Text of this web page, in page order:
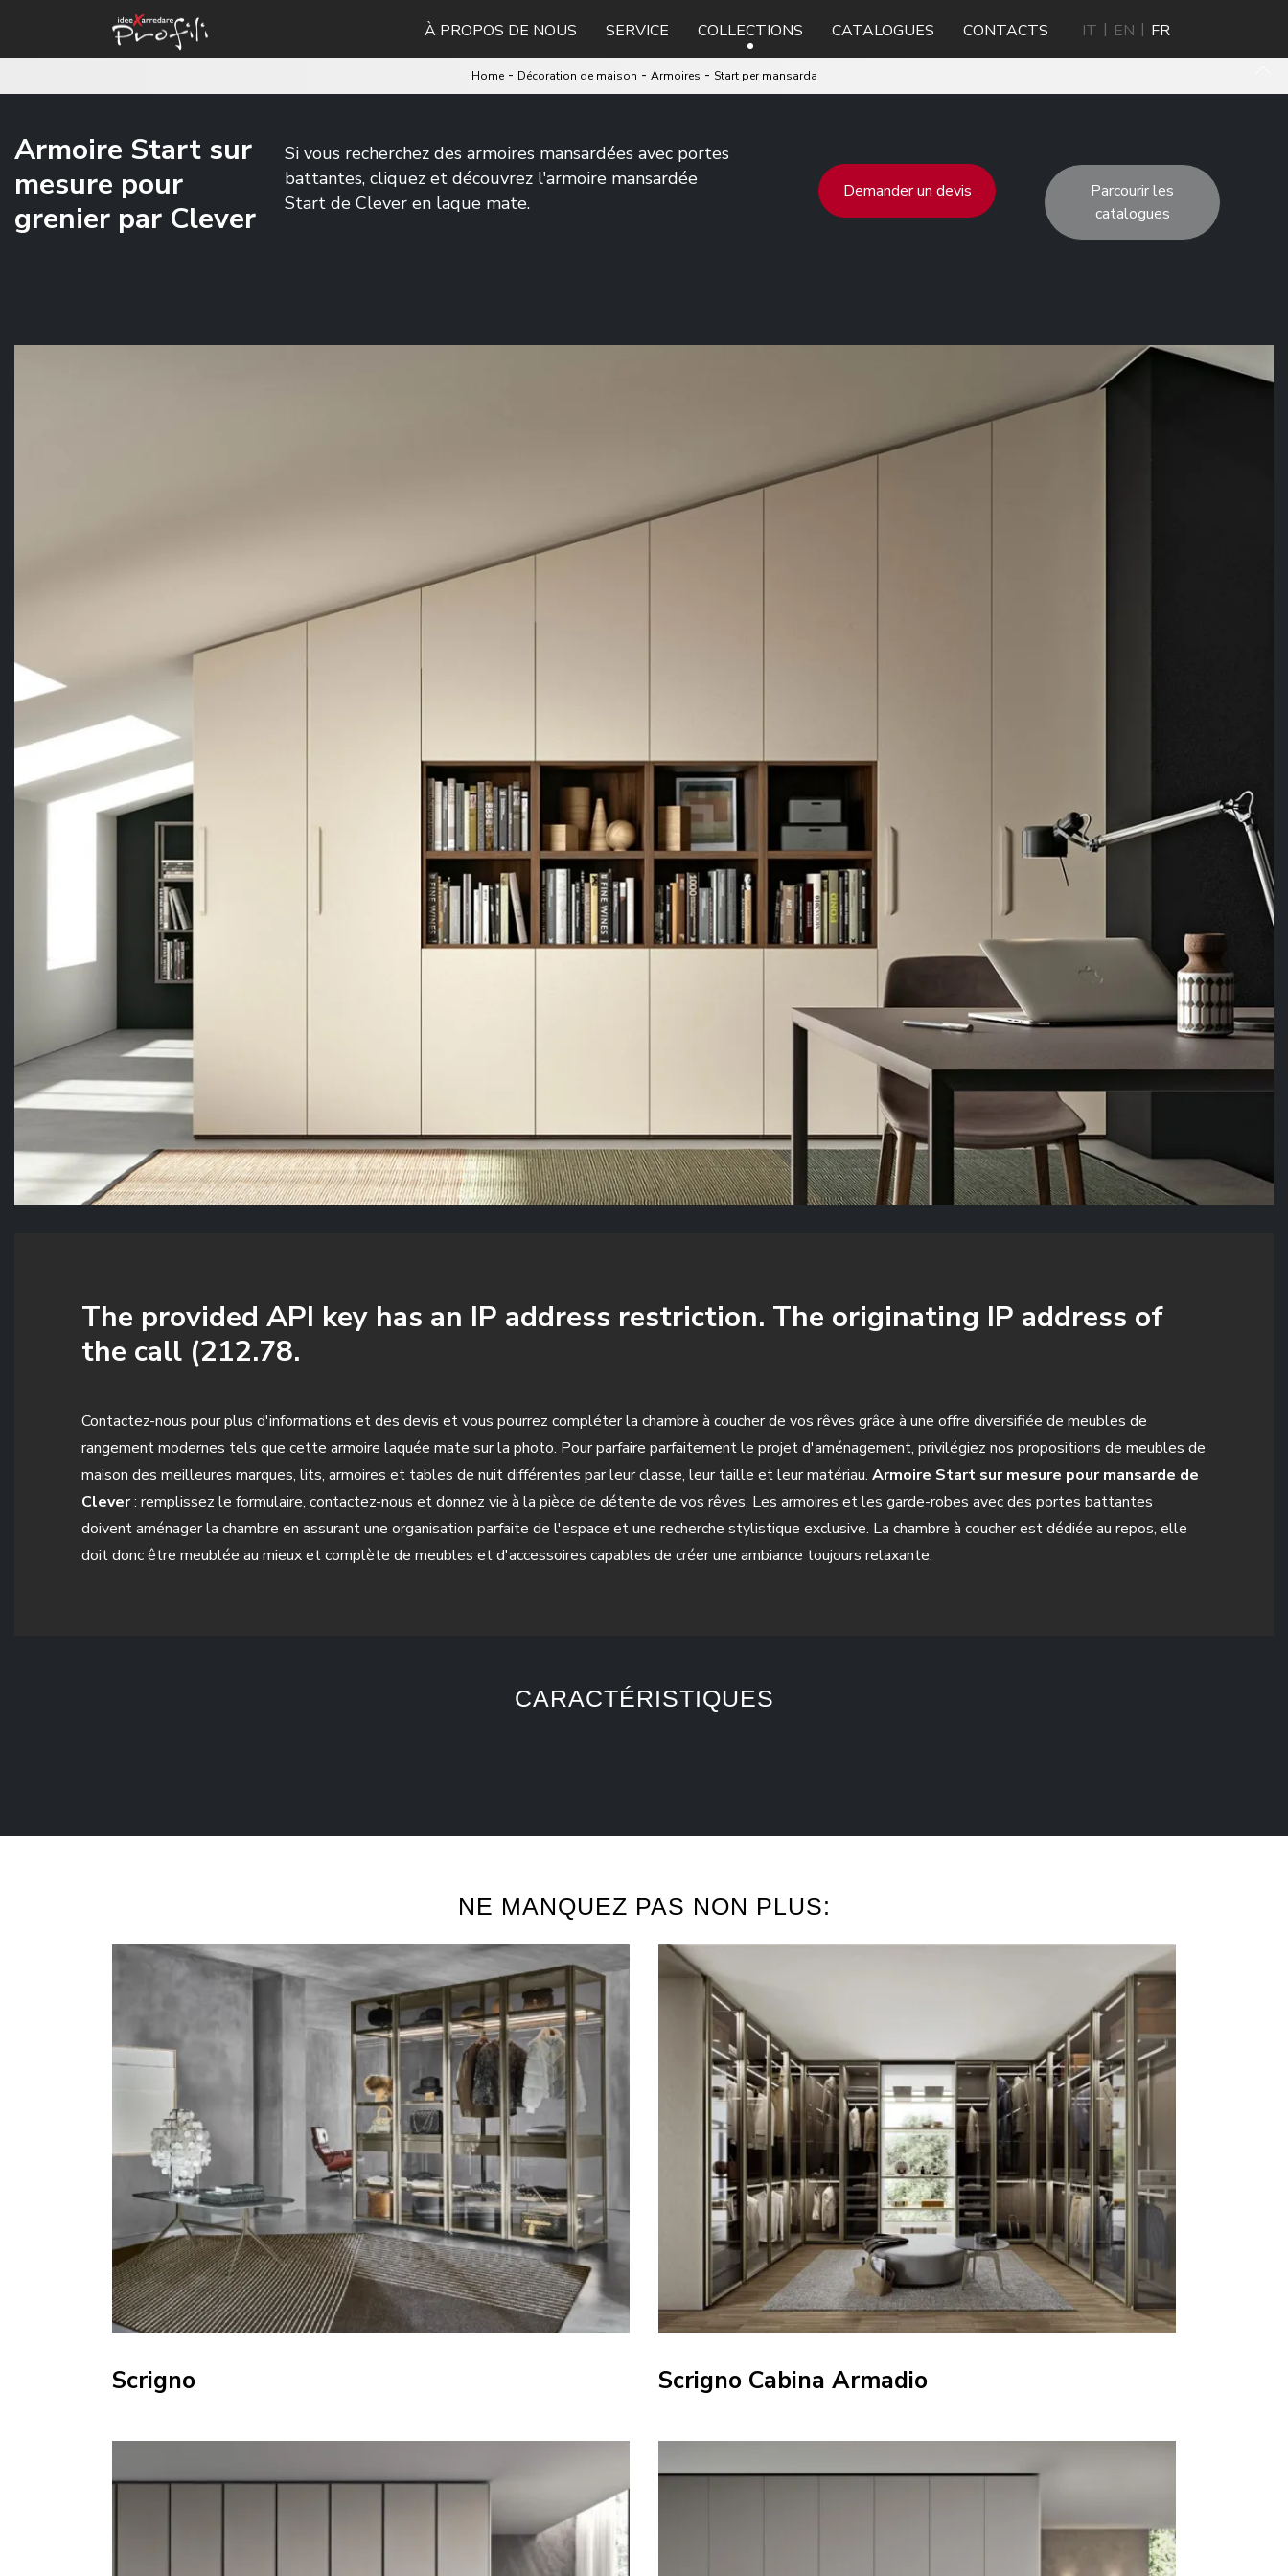
À PROPOS DE NOUS SERVICE COLLECTIONS CATALOGUES CONTACTS IT EN FR
Home- Décoration de maison - Armoires - Start per mansarda
Armoire Start sur
mesure pour
grenier par Clever
Si vous recherchez des armoires mansardées avec portes
battantes, cliquez et découvrez l'armoire mansardée
Start de Clever en laque mate.
Demander un devis
Parcourir les
catalogues
The provided API key has an IP address restriction. The originating IP address of
the call (212.78.
Contactez-nous pour plus d'informations et des devis et vous pourrez compléter la chambre à coucher de vos rêves grâce à une offre diversifiée de meubles de
rangement modernes tels que cette armoire laquée mate sur la photo. Pour parfaire parfaitement le projet d'aménagement, privilégiez nos propositions de meubles de
maison des meilleures marques, lits, armoires et tables de nuit différentes par leur classe, leur taille et leur matériau. Armoire Start sur mesure pour mansarde de
Clever: remplissez le formulaire, contactez-nous et donnez vie à la pièce de détente de vos rêves. Les armoires et les garde-robes avec des portes battantes
doivent aménager la chambre en assurant une organisation parfaite de l'espace et une recherche stylistique exclusive. La chambre à coucher est dédiée au repos, elle
doit donc être meublée au mieux et complète de meubles et d'accessoires capables de créer une ambiance toujours relaxante.
CARACTÉRISTIQUES
NE MANQUEZ PAS NON PLUS:
Scrigno Scrigno Cabina Armadio